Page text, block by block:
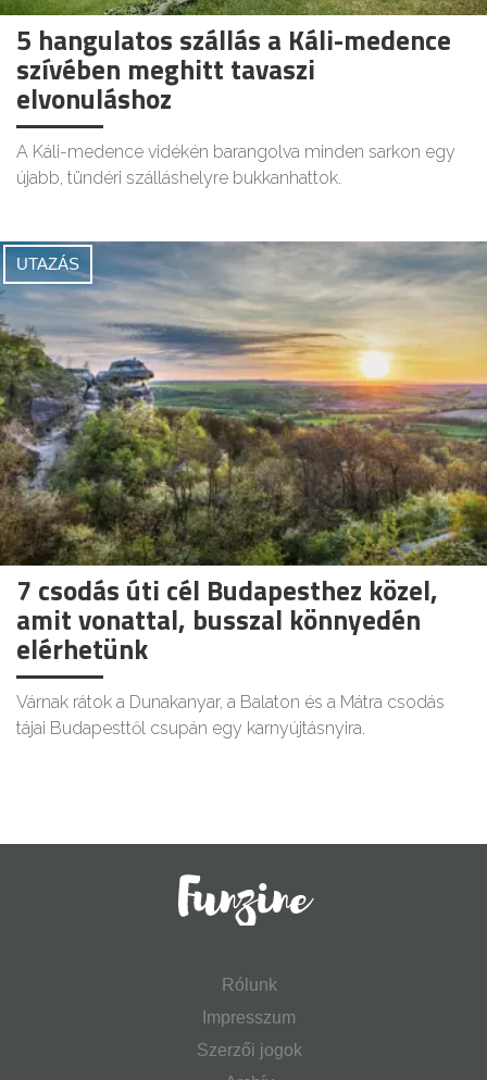
5 hangulatos szállás a Káli-medence
szívében meghitt tavaszi
elvonuláshoz
A Káli-medence vidékén barangolva minden sarkon egy
újabb, tündéri szálláshelyre bukkanhattok.
UTAZÁS
7 csodás úti cél Budapesthez közel,
amit vonattal, busszal könnyedén
elérhetünk
Várnak rátok a Dunakanyar, a Balaton és a Mátra csodás
tájai Budapesttől csupán egy karnyújtásnyira.
Rólunk
Impresszum
Szerzői jogok